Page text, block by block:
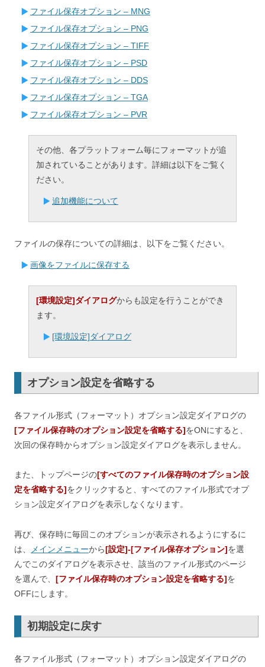
ファイル保存オプション – MNG
ファイル保存オプション – PNG
ファイル保存オプション – TIFF
ファイル保存オプション – PSD
ファイル保存オプション – DDS
ファイル保存オプション – TGA
ファイル保存オプション – PVR
その他、各プラットフォーム毎にフォーマットが追
加されていることがあります。詳細は以下をご覧く
ださい。
追加機能について
ファイルの保存についての詳細は、以下をご覧ください。
画像をファイルに保存する
[環境設定]ダイアログからも設定を行うことができ
ます。
[環境設定]ダイアログ
オプション設定を省略する
各ファイル形式（フォーマット）オプション設定ダイアログの
[ファイル保存時のオプション設定を省略する]をONにすると、
次回の保存時からオプション設定ダイアログを表示しません。
また、トップページの[すべてのファイル保存時のオプション設
定を省略する]をクリックすると、すべてのファイル形式でオプ
ション設定ダイアログを表示しなくなります。
再び、保存時に毎回このオプションが表示されるようにするに
は、
メインメニューから[設定]-[ファイル保存オプション]を選
んでこのダイアログを表示させ、該当のファイル形式のページ
を選んで、 [ファイル保存時のオプション設定を省略する]を
OFFにします。
初期設定に戻す
各ファイル形式（フォーマット）オプション設定ダイアログの